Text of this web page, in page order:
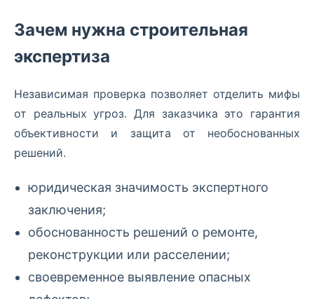
Зачем нужна строительная
экспертиза
Независимая проверка позволяет отделить мифы
от реальных угроз. Для заказчика это гарантия
объективности и защита от необоснованных
решений.
юридическая значимость экспертного
заключения;
обоснованность решений о ремонте,
реконструкции или расселении;
своевременное выявление опасных